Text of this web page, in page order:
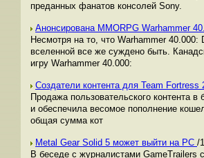
преданных фанатов консолей Sony.
Анонсирована MMORPG Warhammer
Несмотря на то, что Warhammer
вселенной все же суждено быть.
игру Warhammer 40.000:
Создатели контента для Team
Продажа пользовательского контента
и обеспечила весомое пополнение
общая сумма кот
Metal Gear Solid 5 может выйти на РС /
В беседе с журналистами GameTrailers